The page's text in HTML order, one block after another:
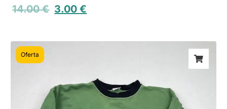
14.00€ 3.00€
Oferta